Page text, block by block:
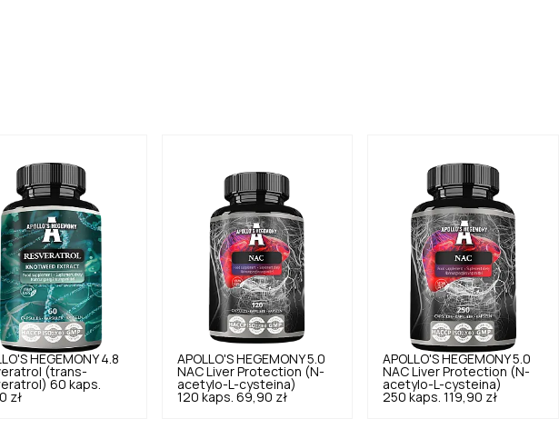
HEGEMONY 4.8
(trans-
60 kaps.
zł
APOLLO'S HEGEMONY 5.0
NAC Liver Protection (N-
acetylo-L-cysteina)
120 kaps. 69,90 zł
APOLLO'S HEGEMONY 5.0
NAC Liver Protection (N-
acetylo-L-cysteina)
250 kaps. 119,90 zł